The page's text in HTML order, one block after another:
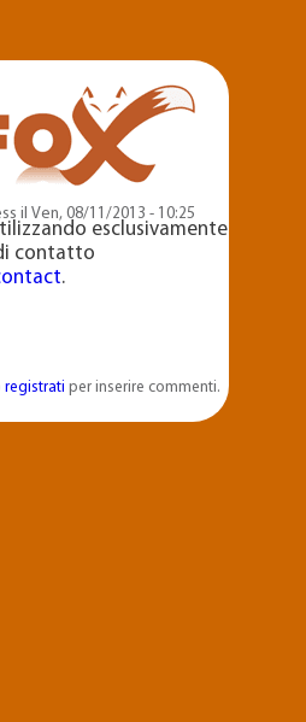
il Ven, 08/11/2013 - 10:25
esclusivamente
contatto
.
registrati per inserire commenti.